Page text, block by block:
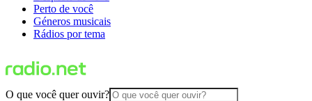
Perto de você
Géneros musicais
Rádios por tema
O que você quer ouvir?